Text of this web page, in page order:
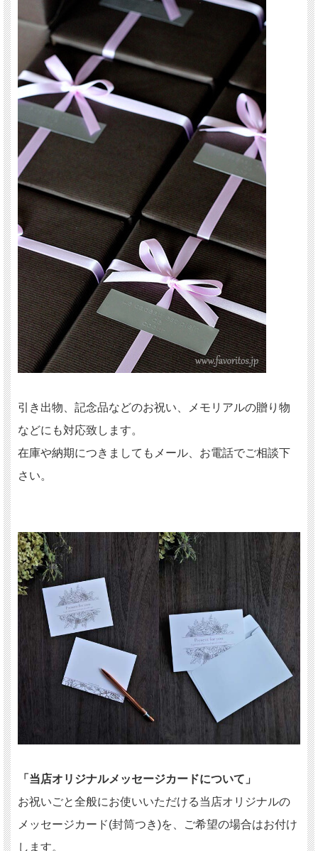
引き出物、記念品などのお祝い、メモリアルの贈り物
などにも対応致します。
在庫や納期につきましてもメール、お電話でご相談下
さい。
「当店オリジナルメッセージカードについて」
お祝いごと全般にお使いいただける当店オリジナルの
メッセージカード(封筒つき)を、ご希望の場合はお付け
します。